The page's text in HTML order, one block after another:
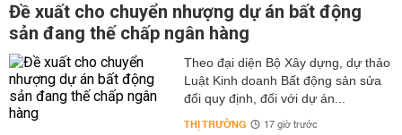
Đề xuất cho chuyển nhượng dự án bất động
sản đang thế chấp ngân hàng
Theo đại diện Bộ Xây dựng, dự thảo
Luật Kinh doanh Bất động sản sửa
đổi quy định, đối với dự án...
THỊ TRƯỜNG 17 giờ trước